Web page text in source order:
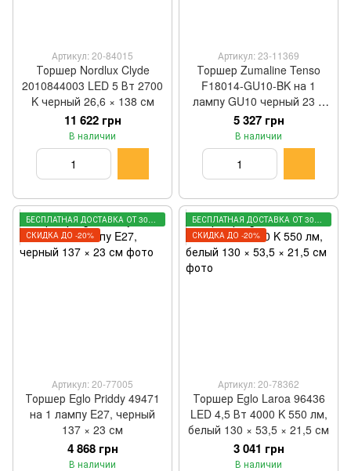
Артикул: 20-84015
Торшер Nordlux Clyde
2010844003 LED 5 Вт 2700
K черный 26,6 × 138 см
11 622 грн
В наличии
Артикул: 23-11369
Торшер Zumaline Tenso
F18014-GU10-BK на 1
лампу GU10 черный 23 ×
152 × 34 см
5 327 грн
В наличии
БЕСПЛАТНАЯ ДОСТАВКА ОТ 3000 ГРН
СКИДКА ДО -20%
Артикул: 20-77005
Торшер Eglo Priddy 49471
на 1 лампу E27, черный
137 × 23 см
4 868 грн
В наличии
БЕСПЛАТНАЯ ДОСТАВКА ОТ 3000 ГРН
СКИДКА ДО -20%
Артикул: 20-78362
Торшер Eglo Laroa 96436
LED 4,5 Вт 4000 K 550 лм,
белый 130 × 53,5 × 21,5 см
3 041 грн
В наличии